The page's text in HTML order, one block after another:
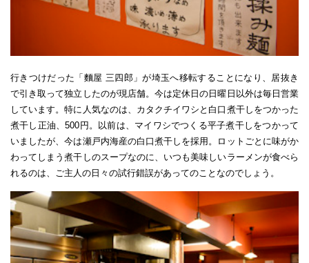
行きつけだった「麵屋 三四郎」が埼玉へ移転することになり、居抜き
で引き取って独立したのが現店舗。今は定休日の日曜日以外は毎日営業
しています。特に人気なのは、カタクチイワシと白口煮干しをつかった
煮干し正油、500円。以前は、マイワシでつくる平子煮干しをつかって
いましたが、今は瀬戸内海産の白口煮干しを採用。ロットごとに味がか
わってしまう煮干しのスープなのに、いつも美味しいラーメンが食べら
れるのは、ご主人の日々の試行錯誤があってのことなのでしょう。